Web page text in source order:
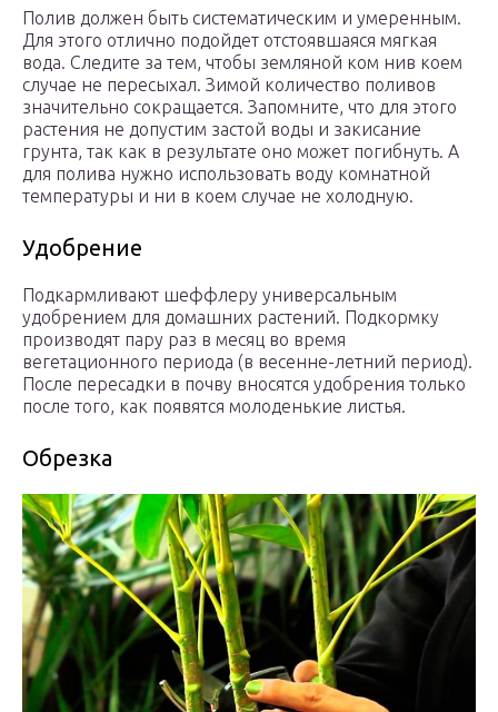
Полив должен быть систематическим и умеренным.
Для этого отлично подойдет отстоявшаяся мягкая
вода. Следите за тем, чтобы земляной ком нив коем
случае не пересыхал. Зимой количество поливов
значительно сокращается. Запомните, что для этого
растения не допустим застой воды и закисание
грунта, так как в результате оно может погибнуть. А
для полива нужно использовать воду комнатной
температуры и ни в коем случае не холодную.
Удобрение
Подкармливают шеффлеру универсальным
удобрением для домашних растений. Подкормку
производят пару раз в месяц во время
вегетационного периода (в весенне-летний период).
После пересадки в почву вносятся удобрения только
после того, как появятся молоденькие листья.
Обрезка